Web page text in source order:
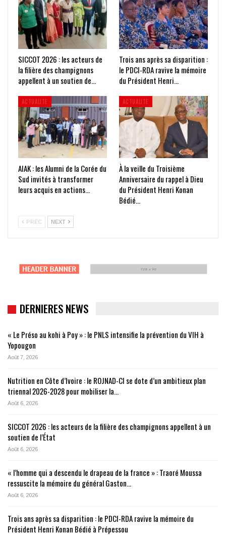
SICCOT 2026 : les acteurs de
la filière des champignons
appellent à un soutien de…
Trois ans après sa disparition :
le PDCI-RDA ravive la mémoire
du Président Henri…
ACTUALITE
AIAK : les Alumni de la Corée du
Sud invités à transformer
leurs acquis en actions…
ACTUALITE
À la veille du Troisième
Anniversaire du rappel à Dieu
du Président Henri Konan
Bédié…
PRÉC NEXT
DERNIERES NEWS
« Le Préso au kohi à Poy » : le PNLS intensifie la prévention du VIH à
Yopougon
Août 7, 2026
Nutrition en Côte d’Ivoire : le ROJNAD-CI se dote d’un ambitieux plan
triennal 2026-2028 pour mobiliser la…
Août 6, 2026
SICCOT 2026 : les acteurs de la filière des champignons appellent à un
soutien de l’État
Août 6, 2026
« l’homme qui a descendu le drapeau de la france » : Traoré Moussa
ressuscite la mémoire du général Gaston…
Août 6, 2026
Trois ans après sa disparition : le PDCI-RDA ravive la mémoire du
Président Henri Konan Bédié à Prépessou